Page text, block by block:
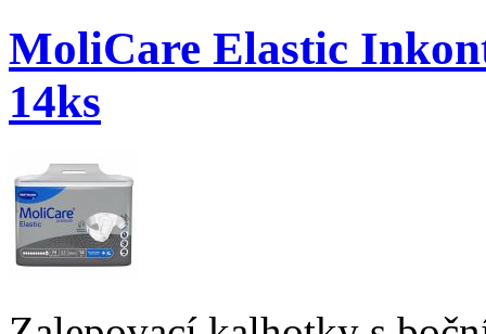
MoliCare Elastic
14ks